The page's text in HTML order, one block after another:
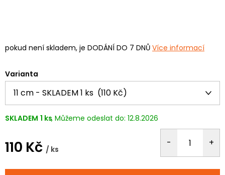
pokud není skladem, je DODÁNÍ DO 7 DNŮ Více informací
Varianta
SKLADEM 1 ks 12.8.2026
110 Kč / ks
cena: